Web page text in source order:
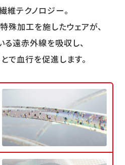
維テクノロジー。
殊加工を施したウェアが、
遠赤外線を吸収し、
で血行を促進します。